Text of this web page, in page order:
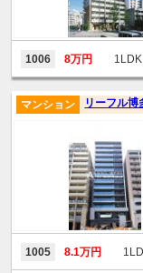
1006 8万円 1LDK
リーフル博
マンション
1005 8.1万円